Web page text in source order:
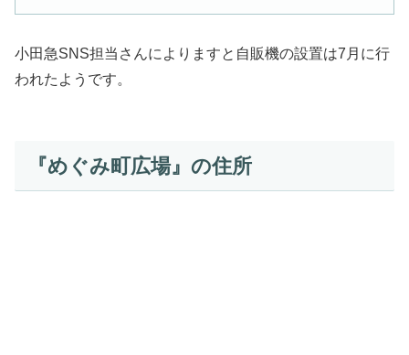
小田急SNS担当さんによりますと自販機の設置は7月に行
われたようです。
『めぐみ町広場』の住所